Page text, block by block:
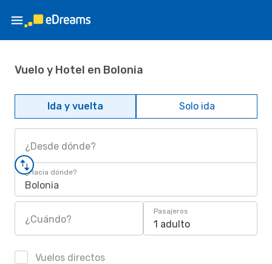
Vuelo y Hotel en Bolonia
Ida y vuelta Solo ida
¿Desde dónde?
¿Hacia dónde?
Bolonia
¿Cuándo?
Pasajeros
1 adulto
Vuelos directos